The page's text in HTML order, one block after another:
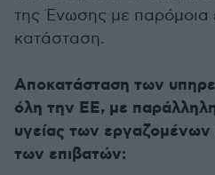
της Ένωσης με παρόμοια
κατάσταση.
Αποκατάσταση των
όλη την ΕΕ, με
υγείας των εργαζομένων
των επιβατών: